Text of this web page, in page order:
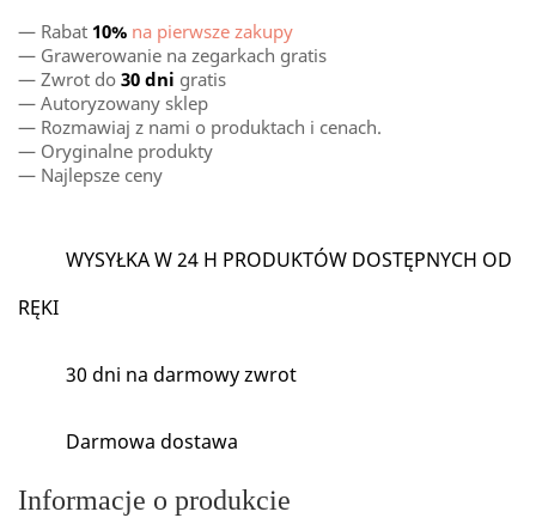
— Rabat 10% na pierwsze zakupy
— Grawerowanie na zegarkach gratis
— Zwrot do 30 dni gratis
— Autoryzowany sklep
— Rozmawiaj z nami o produktach i cenach.
— Oryginalne produkty
— Najlepsze ceny
WYSYŁKA W 24 H PRODUKTÓW DOSTĘPNYCH OD
RĘKI
30 dni na darmowy zwrot
Darmowa dostawa
Informacje o produkcie